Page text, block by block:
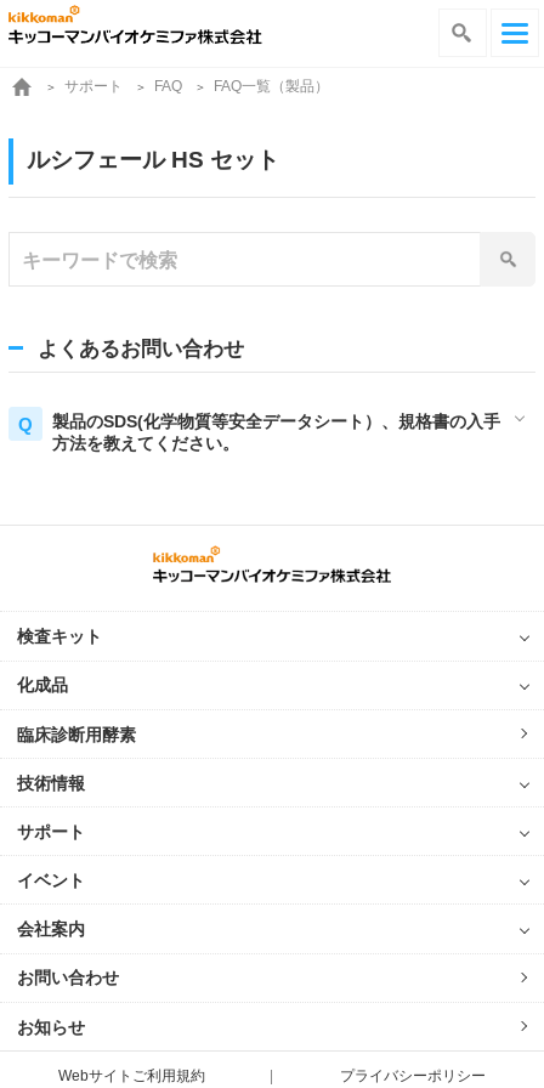
サポート FAQ FAQ一覧（製品）
ルシフェール HS セット
よくあるお問い合わせ
製品のSDS(化学物質等安全データシート）、規格書の入手
方法を教えてください。
検査キット
化成品
臨床診断用酵素
技術情報
サポート
イベント
会社案内
お問い合わせ
お知らせ
Webサイトご利用規約 プライバシーポリシー